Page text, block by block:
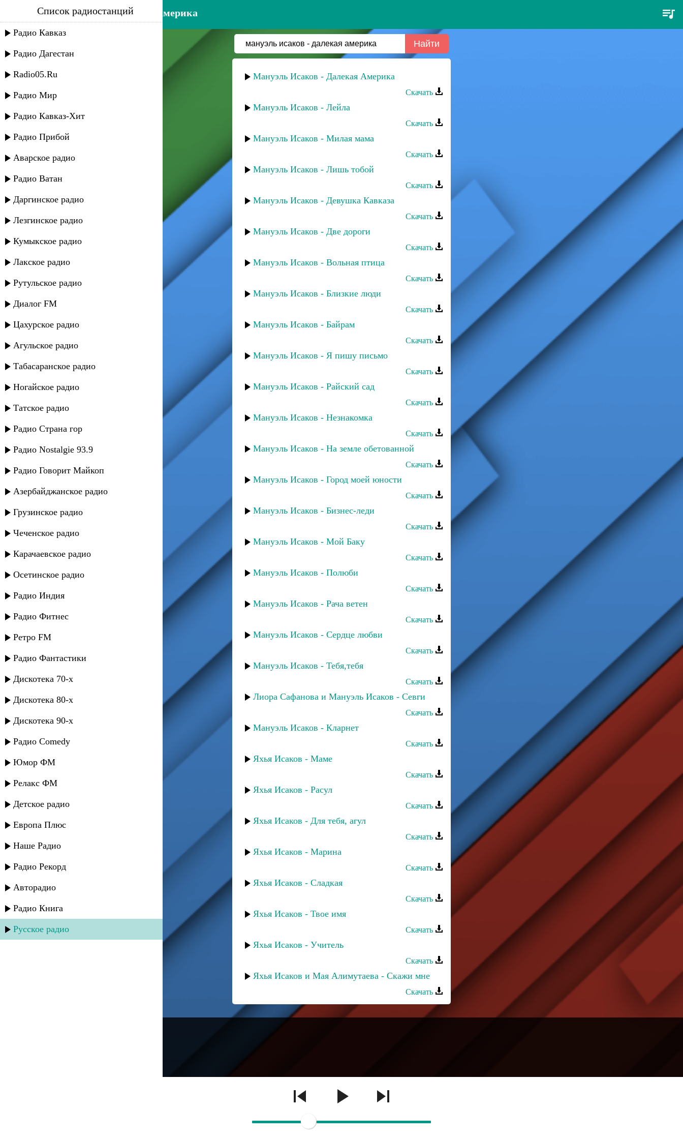
мануэль исаков - далекая америка
Список радиостанций
Радио Кавказ
Радио Дагестан
Radio05.Ru
Радио Мир
Радио Кавказ-Хит
Радио Прибой
Аварское радио
Радио Ватан
Даргинское радио
Лезгинское радио
Кумыкское радио
Лакское радио
Рутульское радио
Диалог FM
Цахурское радио
Агульское радио
Табасаранское радио
Ногайское радио
Татское радио
Радио Страна гор
Радио Nostalgie 93.9
Радио Говорит Майкоп
Азербайджанское радио
Грузинское радио
Чеченское радио
Карачаевское радио
Осетинское радио
Радио Индия
Радио Фитнес
Ретро FM
Радио Фантастики
Дискотека 70-х
Дискотека 80-х
Дискотека 90-х
Радио Comedy
Юмор ФМ
Релакс ФМ
Детское радио
Европа Плюс
Наше Радио
Радио Рекорд
Авторадио
Радио Книга
Русское радио
Мануэль Исаков - Далекая Америка
Скачать
Мануэль Исаков - Лейла
Скачать
Мануэль Исаков - Милая мама
Скачать
Мануэль Исаков - Лишь тобой
Скачать
Мануэль Исаков - Девушка Кавказа
Скачать
Мануэль Исаков - Две дороги
Скачать
Мануэль Исаков - Вольная птица
Скачать
Мануэль Исаков - Близкие люди
Скачать
Мануэль Исаков - Байрам
Скачать
Мануэль Исаков - Я пишу письмо
Скачать
Мануэль Исаков - Райский сад
Скачать
Мануэль Исаков - Незнакомка
Скачать
Мануэль Исаков - На земле обетованной
Скачать
Мануэль Исаков - Город моей юности
Скачать
Мануэль Исаков - Бизнес-леди
Скачать
Мануэль Исаков - Мой Баку
Скачать
Мануэль Исаков - Полюби
Скачать
Мануэль Исаков - Рача ветен
Скачать
Мануэль Исаков - Сердце любви
Скачать
Мануэль Исаков - Тебя,тебя
Скачать
Лиора Сафанова и Мануэль Исаков - Севги
Скачать
Мануэль Исаков - Кларнет
Скачать
Яхья Исаков - Маме
Скачать
Яхья Исаков - Расул
Скачать
Яхья Исаков - Для тебя, агул
Скачать
Яхья Исаков - Марина
Скачать
Яхья Исаков - Сладкая
Скачать
Яхья Исаков - Твое имя
Скачать
Яхья Исаков - Учитель
Скачать
Яхья Исаков и Мая Алимутаева - Скажи мне
Скачать